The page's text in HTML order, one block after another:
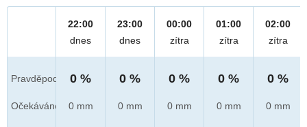
Pravděpod.
Očekáváno
22:00
dnes
0 %
0 mm
23:00
dnes
0 %
0 mm
00:00
zítra
0 %
0 mm
01:00
zítra
0 %
0 mm
02:00
zítra
0 %
0 mm